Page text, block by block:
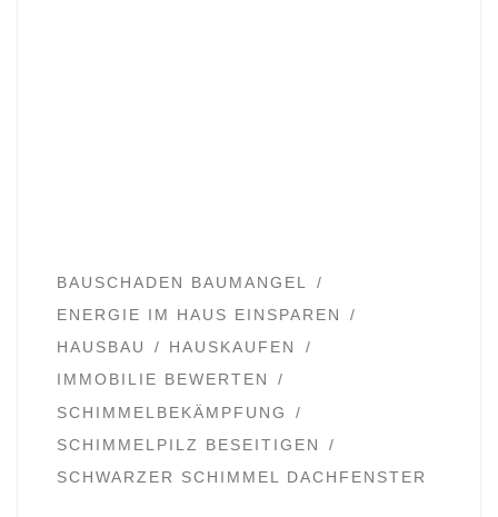
BAUSCHADEN BAUMANGEL
ENERGIE IM HAUS EINSPAREN
HAUSBAU
HAUSKAUFEN
IMMOBILIE BEWERTEN
SCHIMMELBEKÄMPFUNG
SCHIMMELPILZ BESEITIGEN
SCHWARZER SCHIMMEL DACHFENSTER